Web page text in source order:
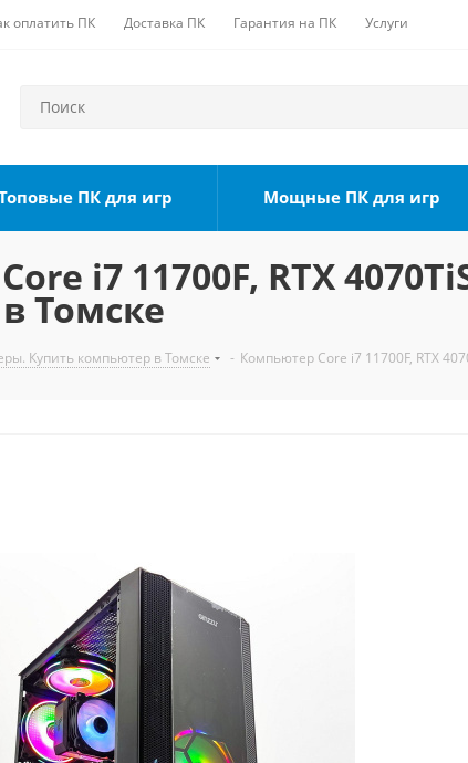
оплатить ПК Доставка ПК Гарантия на ПК Услуги
ПК для игр Мощные ПК для игр
i7 11700F, RTX
Томске
Купить компьютер в Томске - Компьютер Core i7 11700F, RTX